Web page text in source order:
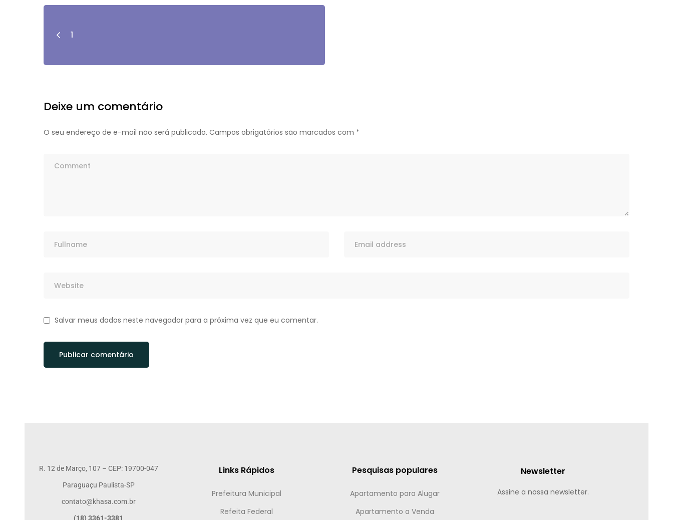
1
Deixe um comentário
O seu endereço de e-mail não será publicado. Campos obrigatórios são marcados com *
Salvar meus dados neste navegador para a próxima vez que eu comentar.
R. 12 de Março, 107 – CEP: 19700-047
Paraguaçu Paulista-SP
contato@khasa.com.br
(18) 3361-3381
Links Rápidos
Prefeitura Municipal
Refeita Federal
Pesquisas populares
Apartamento para Alugar
Apartamento a Venda
Newsletter
Assine a nossa newsletter.